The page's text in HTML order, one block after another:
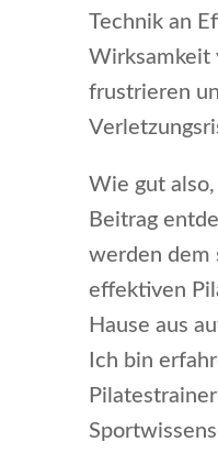
Technik an
Wirksamkeit
frustrieren
Wie gut also,
Beitrag
werden dem
effektiven
Hause aus
Ich bin